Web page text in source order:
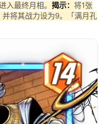
入最终月相。 揭示： 将1张
将其战力设为9。「满月孔